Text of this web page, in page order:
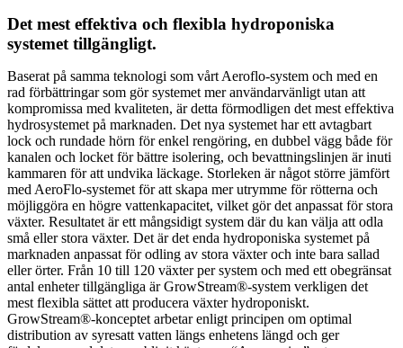
Det mest effektiva och flexibla hydroponiska
systemet tillgängligt.
Baserat på samma teknologi som vårt Aeroflo-system och med en
rad förbättringar som gör systemet mer användarvänligt utan att
kompromissa med kvaliteten, är detta förmodligen det mest effektiva
hydrosystemet på marknaden. Det nya systemet har ett avtagbart
lock och rundade hörn för enkel rengöring, en dubbel vägg både för
kanalen och locket för bättre isolering, och bevattningslinjen är inuti
kammaren för att undvika läckage. Storleken är något större jämfört
med AeroFlo-systemet för att skapa mer utrymme för rötterna och
möjliggöra en högre vattenkapacitet, vilket gör det anpassat för stora
växter. Resultatet är ett mångsidigt system där du kan välja att odla
små eller stora växter. Det är det enda hydroponiska systemet på
marknaden anpassat för odling av stora växter och inte bara sallad
eller örter. Från 10 till 120 växter per system och med ett obegränsat
antal enheter tillgängliga är GrowStream®-system verkligen det
mest flexibla sättet att producera växter hydroponiskt.
GrowStream®-konceptet arbetar enligt principen om optimal
distribution av syresatt vatten längs enhetens längd och ger